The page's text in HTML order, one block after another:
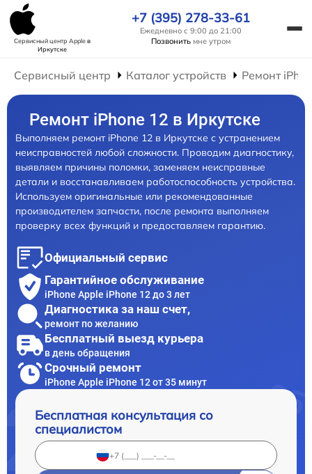
Сервисный центр Appleв
Иркутске
+7 (395) 278-33-61
Ежедневно с 9:00 до 21:00
Позвонить мне утром
Сервисный центр Каталог устройств Ремонт
Ремонт iPhone 12 в Иркутске
Выполняем ремонт iPhone 12 в Иркутске с устранением
неисправностей любой сложности. Проводим диагностику,
выявляем причины поломки, заменяем неисправные
детали и восстанавливаем работоспособность устройства.
Используем оригинальные или рекомендованные
производителем запчасти, после ремонта выполняем
проверку всех функций и предоставляем гарантию.
Официальный сервис
Гарантийное обслуживание
iPhone Apple iPhone 12 до 3 лет
Диагностика за наш счет,
ремонт по желанию
Бесплатный выезд курьера
в день обращения
Срочный ремонт
iPhone Apple iPhone 12 от 35 минут
Бесплатная консультация со
специалистом